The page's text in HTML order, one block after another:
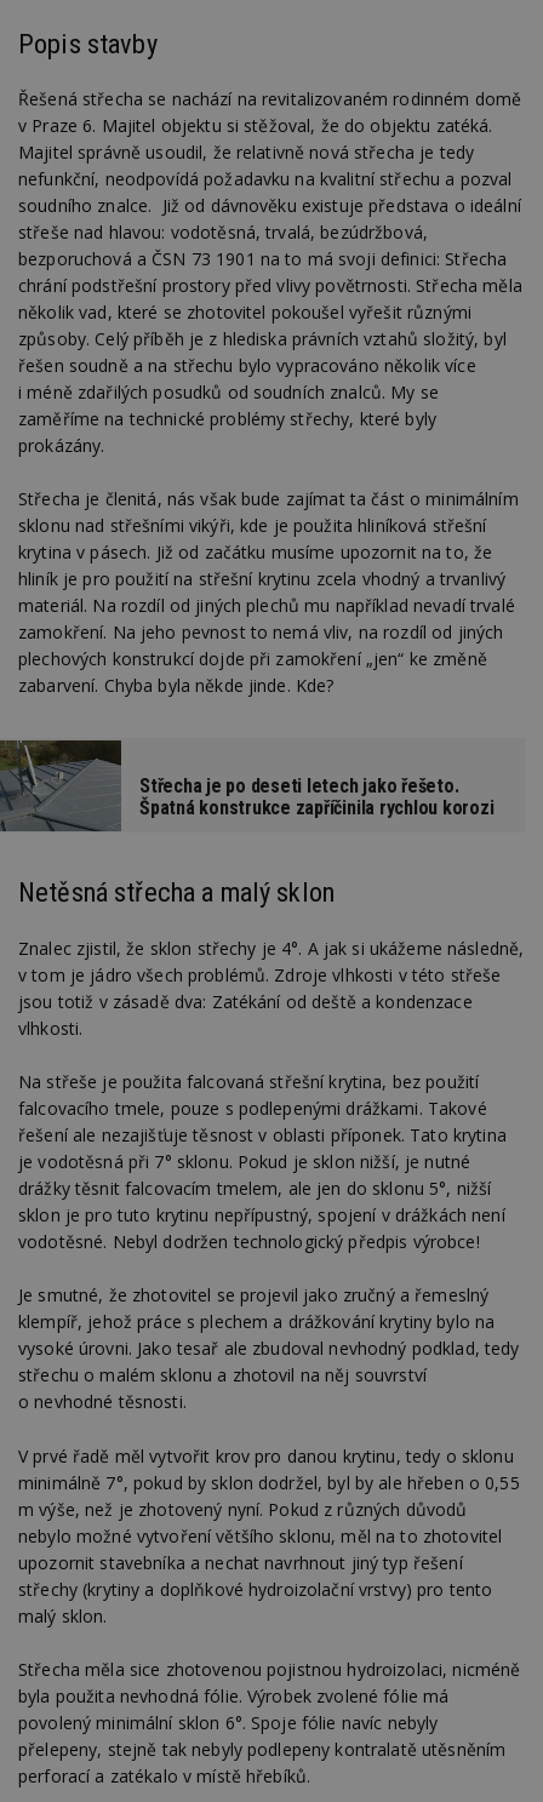
Popis stavby
Řešená střecha se nachází na revitalizovaném rodinném domě
v Praze 6. Majitel objektu si stěžoval, že do objektu zatéká.
Majitel správně usoudil, že relativně nová střecha je tedy
nefunkční, neodpovídá požadavku na kvalitní střechu a pozval
soudního znalce. Již od dávnověku existuje představa o ideální
střeše nad hlavou: vodotěsná, trvalá, bezúdržbová,
bezporuchová a ČSN 73 1901 na to má svoji definici: Střecha
chrání podstřešní prostory před vlivy povětrnosti. Střecha měla
několik vad, které se zhotovitel pokoušel vyřešit různými
způsoby. Celý příběh je z hlediska právních vztahů složitý, byl
řešen soudně a na střechu bylo vypracováno několik více
i méně zdařilých posudků od soudních znalců. My se
zaměříme na technické problémy střechy, které byly
prokázány.
Střecha je členitá, nás však bude zajímat ta část o minimálním
sklonu nad střešními vikýři, kde je použita hliníková střešní
krytina v pásech. Již od začátku musíme upozornit na to, že
hliník je pro použití na střešní krytinu zcela vhodný a trvanlivý
materiál. Na rozdíl od jiných plechů mu například nevadí trvalé
zamokření. Na jeho pevnost to nemá vliv, na rozdíl od jiných
plechových konstrukcí dojde při zamokření „jen“ ke změně
zabarvení. Chyba byla někde jinde. Kde?
Střecha je po deseti letech jako řešeto.
Špatná konstrukce zapříčinila rychlou korozi
Netěsná střecha a malý sklon
Znalec zjistil, že sklon střechy je 4°. A jak si ukážeme následně,
v tom je jádro všech problémů. Zdroje vlhkosti v této střeše
jsou totiž v zásadě dva: Zatékání od deště a kondenzace
vlhkosti.
Na střeše je použita falcovaná střešní krytina, bez použití
falcovacího tmele, pouze s podlepenými drážkami. Takové
řešení ale nezajišťuje těsnost v oblasti příponek. Tato krytina
je vodotěsná při 7° sklonu. Pokud je sklon nižší, je nutné
drážky těsnit falcovacím tmelem, ale jen do sklonu 5°, nižší
sklon je pro tuto krytinu nepřípustný, spojení v drážkách není
vodotěsné. Nebyl dodržen technologický předpis výrobce!
Je smutné, že zhotovitel se projevil jako zručný a řemeslný
klempíř, jehož práce s plechem a drážkování krytiny bylo na
vysoké úrovni. Jako tesař ale zbudoval nevhodný podklad, tedy
střechu o malém sklonu a zhotovil na něj souvrství
o nevhodné těsnosti.
V prvé řadě měl vytvořit krov pro danou krytinu, tedy o sklonu
minimálně 7°, pokud by sklon dodržel, byl by ale hřeben o 0,55
m výše, než je zhotovený nyní. Pokud z různých důvodů
nebylo možné vytvoření většího sklonu, měl na to zhotovitel
upozornit stavebníka a nechat navrhnout jiný typ řešení
střechy (krytiny a doplňkové hydroizolační vrstvy) pro tento
malý sklon.
Střecha měla sice zhotovenou pojistnou hydroizolaci, nicméně
byla použita nevhodná fólie. Výrobek zvolené fólie má
povolený minimální sklon 6°. Spoje fólie navíc nebyly
přelepeny, stejně tak nebyly podlepeny kontralatě utěsněním
perforací a zatékalo v místě hřebíků.